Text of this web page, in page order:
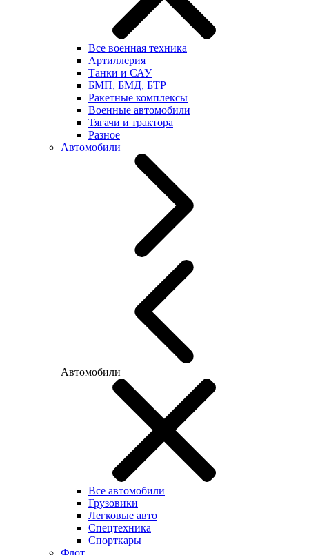
Все военная техника
Артиллерия
Танки и САУ
БМП, БМД, БТР
Ракетные комплексы
Военные автомобили
Тягачи и трактора
Разное
Автомобили
Автомобили
Все автомобили
Грузовики
Легковые авто
Спецтехника
Спорткары
Флот